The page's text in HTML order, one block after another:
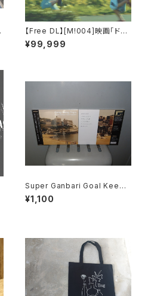
【Free DL】[M​!​004​]​映画「ドブ
川番外地」劇伴音楽集
¥99,999
Super Ganbari Goal Keepe
rs "Cang Gang Pops"
¥1,100